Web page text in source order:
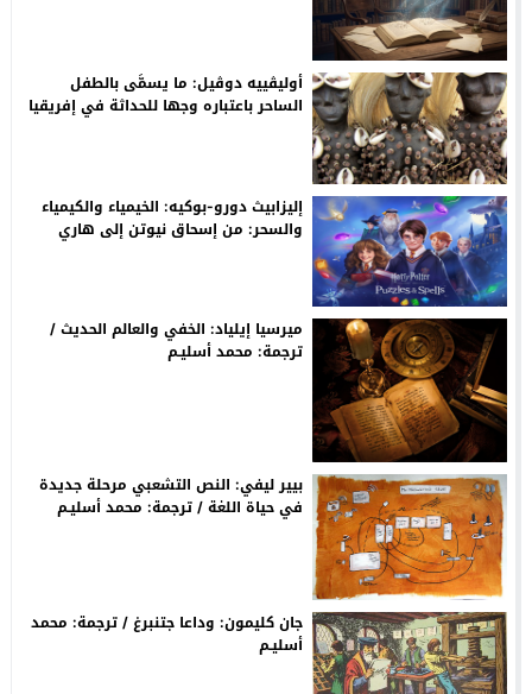
أوليڤييه دوڤيل: ما يسمَّى بالطفل
الساحر باعتباره وجها للحداثة في إفريقيا
إليزابيث دورو-بوكيه: الخيمياء والكيمياء
والسحر: من إسحاق نيوتن إلى هاري
ميرسيا إيلياد: الخفي والعالم الحديث /
ترجمة: محمد أسليـم
بيير ليفي: النص التشعبي مرحلة جديدة
في حياة اللغة / ترجمة: محمد أسليـم
جان كليمون: وداعا جتنبرغ / ترجمة: محمد
أسليـم